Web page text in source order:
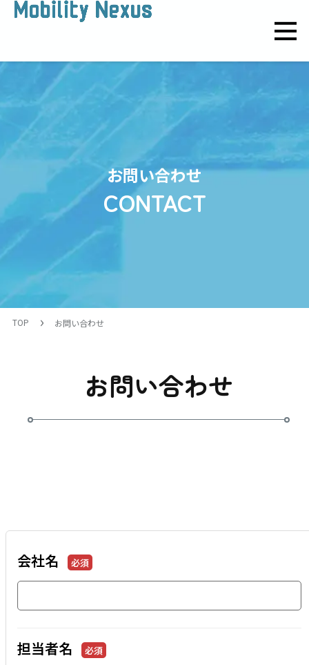
お問い合わせ
CONTACT
TOP お問い合わせ
お問い合わせ
会社名 必須
担当者名 必須